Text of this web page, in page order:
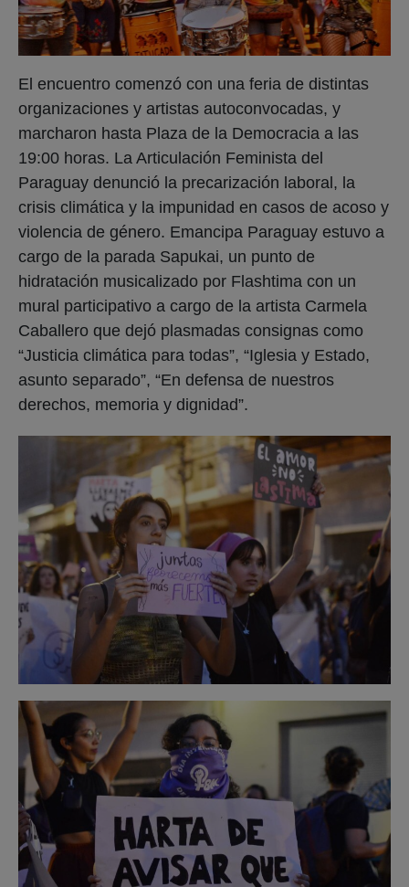
El encuentro comenzó con una feria de distintas
organizaciones y artistas autoconvocadas, y
marcharon hasta Plaza de la Democracia a las
19:00 horas. La Articulación Feminista del
Paraguay denunció la precarización laboral, la
crisis climática y la impunidad en casos de acoso y
violencia de género. Emancipa Paraguay estuvo a
cargo de la parada Sapukai, un punto de
hidratación musicalizado por Flashtima con un
mural participativo a cargo de la artista Carmela
Caballero que dejó plasmadas consignas como
“Justicia climática para todas”, “Iglesia y Estado,
asunto separado”, “En defensa de nuestros
derechos, memoria y dignidad”.